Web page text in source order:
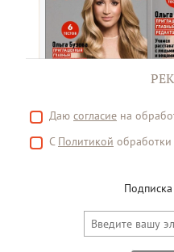
Даю согласие на
С Политикой обработки